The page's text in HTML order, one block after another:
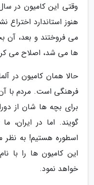
هنوز استاندارد
می فروختند و بعد،
ها می شد، اصلاح می
حالا همان کامیون در
فرهنگی است. مردم با
برای بچه ها شان از
گویند. اما در ایران،
اسطوره هستیم! به نظر
این کامیون ها را با
خواهد نمود.